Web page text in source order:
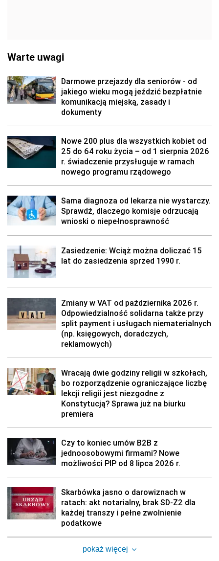
Warte uwagi
Darmowe przejazdy dla seniorów - od
jakiego wieku mogą jeździć bezpłatnie
komunikacją miejską, zasady i
dokumenty
Nowe 200 plus dla wszystkich kobiet od
25 do 64 roku życia – od 1 sierpnia 2026
r. świadczenie przysługuje w ramach
nowego programu rządowego
Sama diagnoza od lekarza nie wystarczy.
Sprawdź, dlaczego komisje odrzucają
wnioski o niepełnosprawność
Zasiedzenie: Wciąż można doliczać 15
lat do zasiedzenia sprzed 1990 r.
Zmiany w VAT od października 2026 r.
Odpowiedzialność solidarna także przy
split payment i usługach niematerialnych
(np. księgowych, doradczych,
reklamowych)
Wracają dwie godziny religii w szkołach,
bo rozporządzenie ograniczające liczbę
lekcji religii jest niezgodne z
Konstytucją? Sprawa już na biurku
premiera
Czy to koniec umów B2B z
jednoosobowymi firmami? Nowe
możliwości PIP od 8 lipca 2026 r.
Skarbówka jasno o darowiznach w
ratach: akt notarialny, brak SD-Z2 dla
każdej transzy i pełne zwolnienie
podatkowe
pokaż więcej